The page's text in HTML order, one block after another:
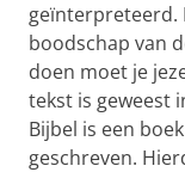
geïnterpreteerd.
boodschap van
doen moet je
tekst is geweest
Bijbel is een
geschreven.